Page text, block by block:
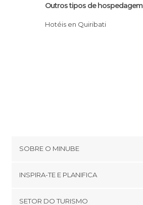
Outros tipos de hospedagem
Hotéis en Quiribati
SOBRE O MINUBE
INSPIRA-TE E PLANIFICA
SETOR DO TURISMO